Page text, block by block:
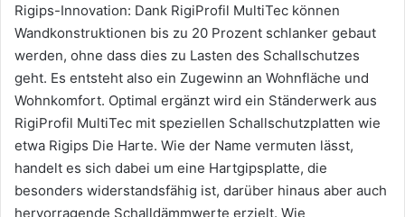
Rigips-Innovation: Dank RigiProfil MultiTec können
Wandkonstruktionen bis zu 20 Prozent schlanker gebaut
werden, ohne dass dies zu Lasten des Schallschutzes
geht. Es entsteht also ein Zugewinn an Wohnfläche und
Wohnkomfort. Optimal ergänzt wird ein Ständerwerk aus
RigiProfil MultiTec mit speziellen Schallschutzplatten wie
etwa Rigips Die Harte. Wie der Name vermuten lässt,
handelt es sich dabei um eine Hartgipsplatte, die
besonders widerstandsfähig ist, darüber hinaus aber auch
hervorragende Schalldämmwerte erzielt. Wie